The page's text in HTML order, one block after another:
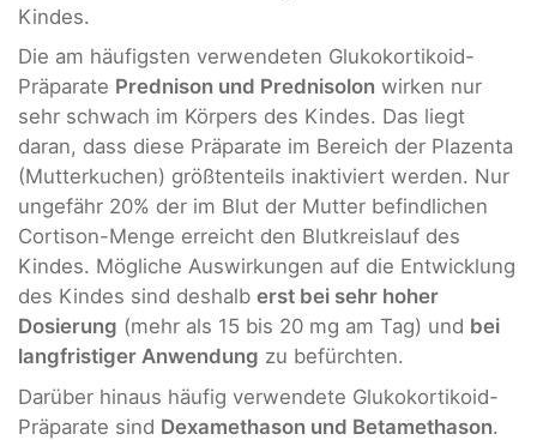
Kindes.
Die am häufigsten verwendeten Glukokortikoid-
Präparate Prednison und Prednisolon wirken nur
sehr schwach im Körpers des Kindes. Das liegt
daran, dass diese Präparate im Bereich der Plazenta
(Mutterkuchen) größtenteils inaktiviert werden. Nur
ungefähr 20% der im Blut der Mutter befindlichen
Cortison-Menge erreicht den Blutkreislauf des
Kindes. Mögliche Auswirkungen auf die Entwicklung
des Kindes sind deshalb erst bei sehr hoher
Dosierung (mehr als 15 bis 20 mg am Tag) und bei
langfristiger Anwendung zu befürchten.
Darüber hinaus häufig verwendete Glukokortikoid-
Präparate sind Dexamethason und Betamethason.